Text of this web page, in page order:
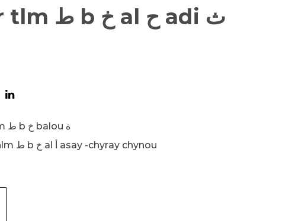
ص nbor tlm ط b خ balou ة
ص nabor chlm ط b خ al أ asay -chyray chynou